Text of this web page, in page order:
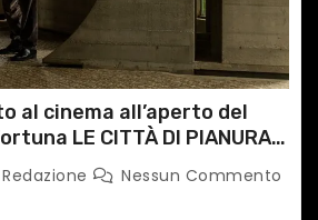
al cinema all’aperto del
LE CITTÀ DI PIANURA,
dell’anno!
Redazione Nessun Commento